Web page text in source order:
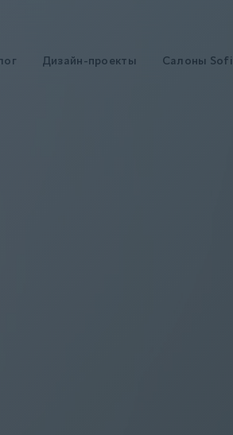
Дизайн-проекты Салоны